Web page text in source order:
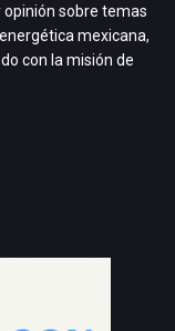
opinión sobre temas
mexicana,
con la misión de